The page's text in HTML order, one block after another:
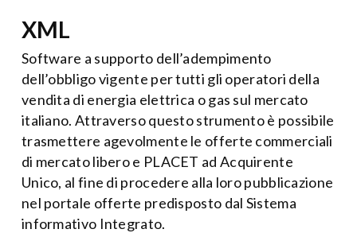
XML
Software a supporto dell’adempimento
dell’obbligo vigente per tutti gli operatori della
vendita di energia elettrica o gas sul mercato
italiano. Attraverso questo strumento è possibile
trasmettere agevolmente le offerte commerciali
di mercato libero e PLACET ad Acquirente
Unico, al fine di procedere alla loro pubblicazione
nel portale offerte predisposto dal Sistema
informativo Integrato.